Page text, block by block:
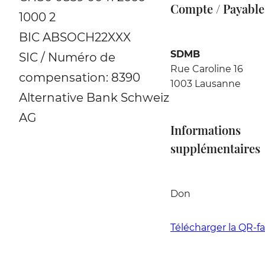
1000 2
BIC ABSOCH22XXX
SIC / Numéro de
compensation: 8390
Alternative Bank Schweiz
AG
Compte /
SDMB
Rue Caroline 16
1003 Lausanne
Informations
supplémentaires
Don
Télécharger la QR-